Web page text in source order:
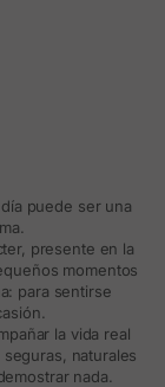
puede ser una
presente en la
momentos
para sentirse
la vida real
naturales
nada.